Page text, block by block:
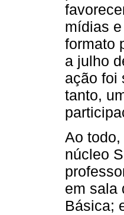
mídias
formato
a julho
ação foi
tanto,
Ao
núcleo
em sala
Básica;